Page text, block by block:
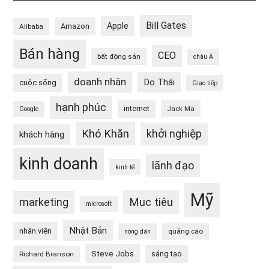
Alibaba Amazon Apple Bill Gates
Bán hàng bất động sản CEO châu Á
cuộc sống doanh nhân Do Thái Giao tiếp
Google hạnh phúc internet Jack Ma
khách hàng Khó Khăn khởi nghiệp
kinh doanh kinh tế lãnh đạo
marketing microsoft Mục tiêu Mỹ
nhân viên Nhật Bản nông dân quảng cáo
Richard Branson Steve Jobs sáng tạo